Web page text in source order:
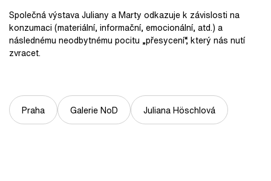
Společná výstava Juliany a Marty odkazuje k závislosti na
konzumaci (materiální, informační, emocionální, atd.) a
následnému neodbytnému pocitu „přesycení“, který nás nutí
zvracet.
Praha Galerie NoD Juliana Höschlová